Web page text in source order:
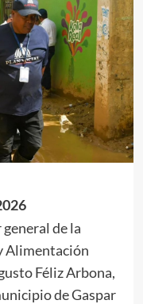
de la
Alimentación
Féliz Arbona,
de Gaspar